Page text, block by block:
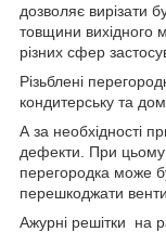
дозволяє вирізати
товщини вихідного
різних сфер
Різьблені
кондитерську та
А за необхідності
дефекти. При цьому
перегородка може
перешкоджати
Ажурні решітки на